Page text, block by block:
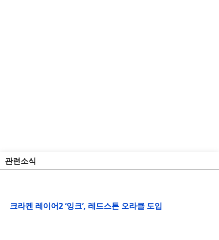
관련소식
크라켄 레이어2 ‘잉크’, 레드스톤 오라클 도입